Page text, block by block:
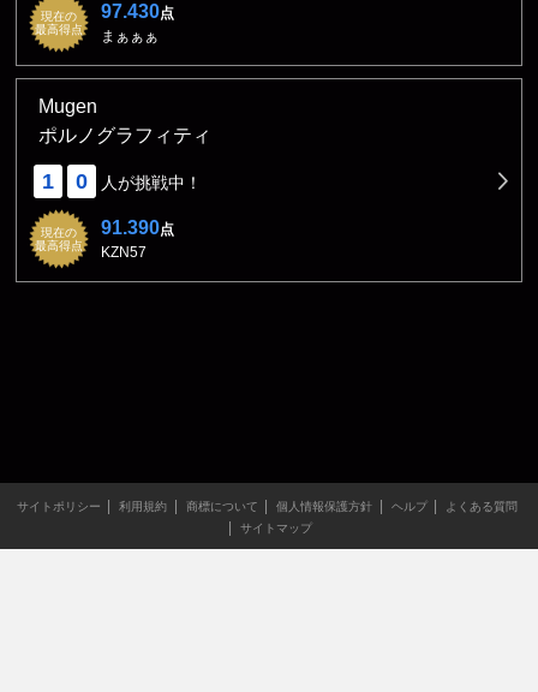
現在の
最高得点
97.430点
まぁぁぁ
Mugen
ポルノグラフィティ
1 0 人が挑戦中！
現在の
最高得点
91.390点
KZN57
サイトポリシー 利用規約 商標について 個人情報保護方針 ヘルプ
よくある質問
サイトマップ